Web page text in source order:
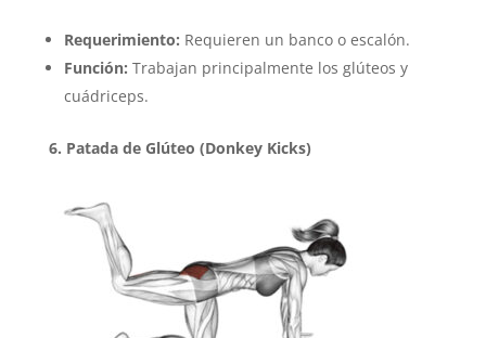
Requerimiento: Requieren un banco o escalón.
Función: Trabajan principalmente los glúteos y
cuádriceps.
6. Patada de Glúteo (Donkey Kicks)